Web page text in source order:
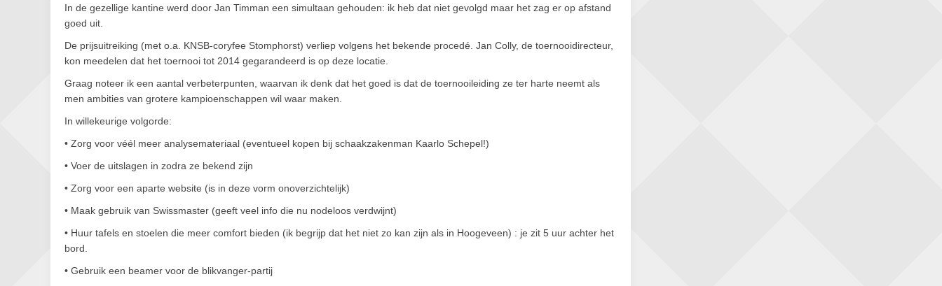
In de gezellige kantine werd door Jan Timman een simultaan gehouden: ik heb dat niet gevolgd maar het zag er op afstand
goed uit.
De prijsuitreiking (met o.a. KNSB-coryfee Stomphorst) verliep volgens het bekende procedé. Jan Colly, de toernooidirecteur,
kon meedelen dat het toernooi tot 2014 gegarandeerd is op deze locatie.
Graag noteer ik een aantal verbeterpunten, waarvan ik denk dat het goed is dat de toernooileiding ze ter harte neemt als
men ambities van grotere kampioenschappen wil waar maken.
In willekeurige volgorde:
• Zorg voor véél meer analysemateriaal (eventueel kopen bij schaakzakenman Kaarlo Schepel!)
• Voer de uitslagen in zodra ze bekend zijn
• Zorg voor een aparte website (is in deze vorm onoverzichtelijk)
• Maak gebruik van Swissmaster (geeft veel info die nu nodeloos verdwijnt)
• Huur tafels en stoelen die meer comfort bieden (ik begrijp dat het niet zo kan zijn als in Hoogeveen) : je zit 5 uur achter het
bord.
• Gebruik een beamer voor de blikvanger-partij